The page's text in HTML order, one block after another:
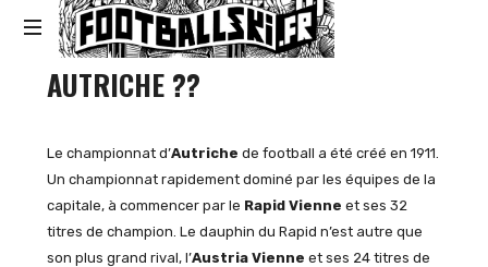
Footballski
Le
football
centrale
et
AUTRICHE ??
Le championnat d’Autriche de football a été créé en 1911.
Un championnat rapidement dominé par les équipes de la
capitale, à commencer par le Rapid Vienne et ses 32
titres de champion. Le dauphin du Rapid n’est autre que
son plus grand rival, l’Austria Vienne et ses 24 titres de